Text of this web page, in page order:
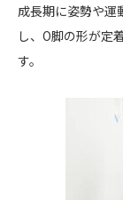
成長期に姿勢や運
し、O脚の形が定
す。